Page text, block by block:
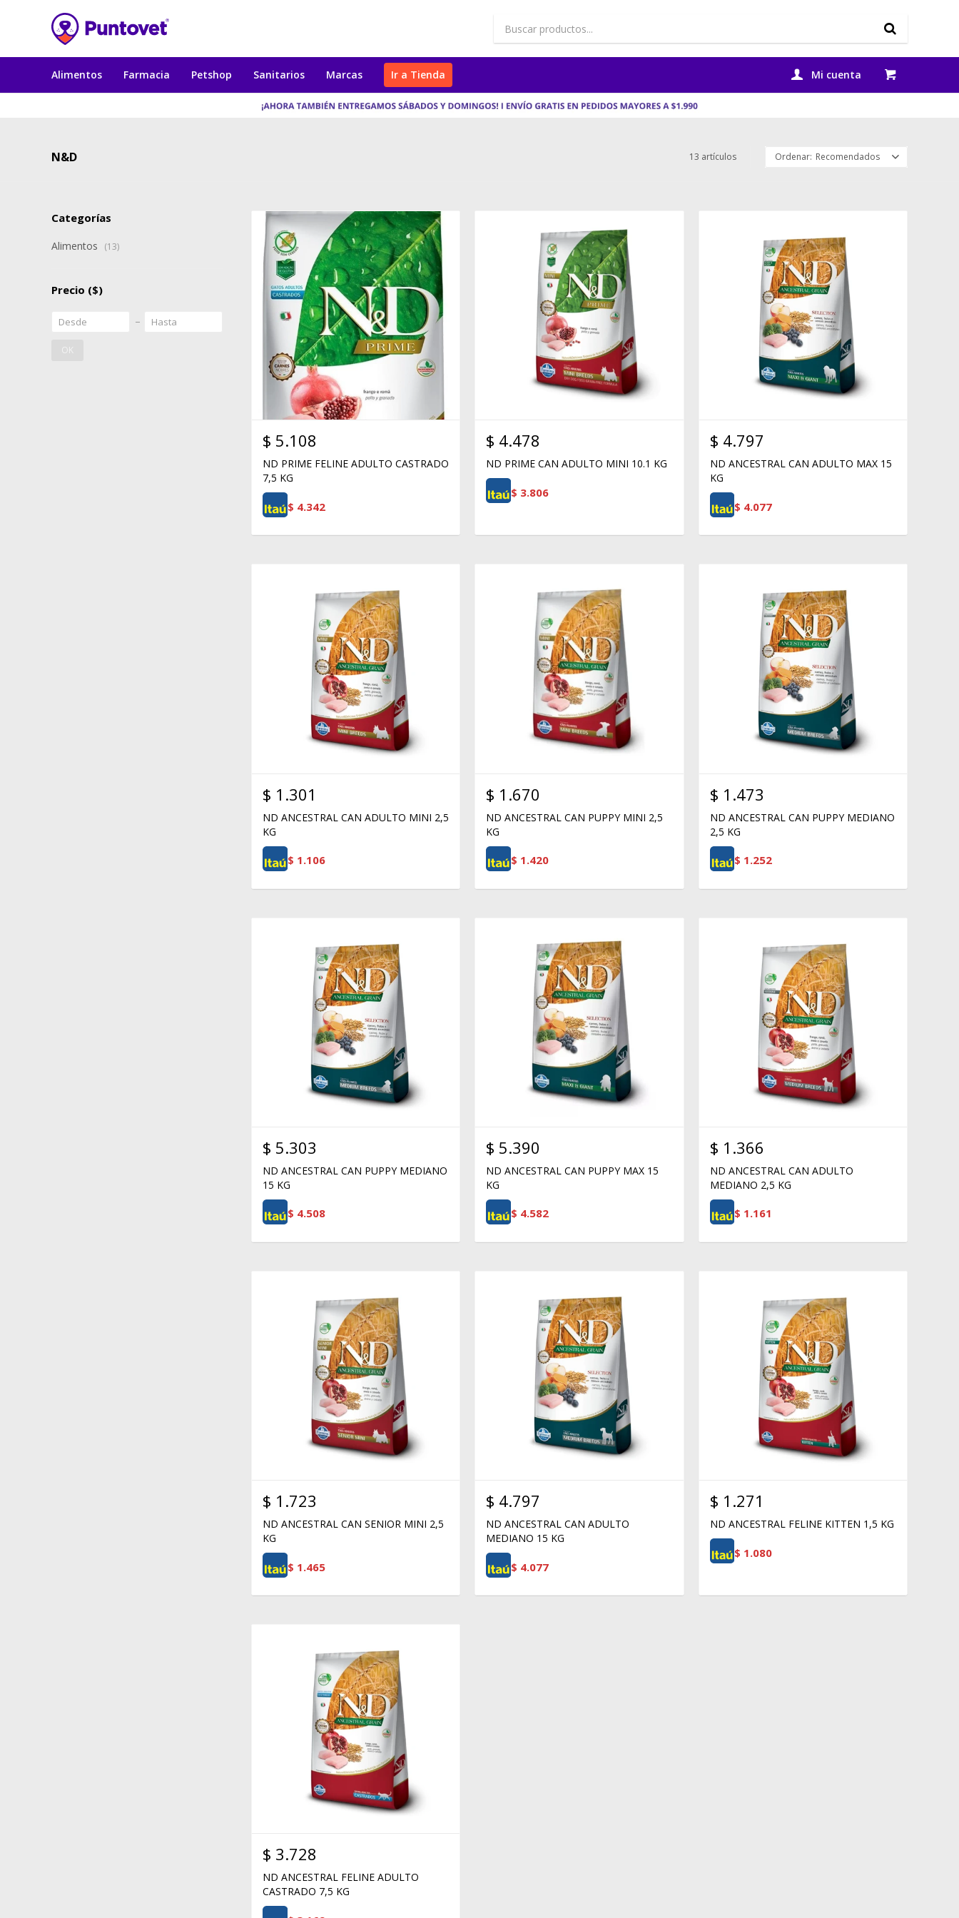
Alimentos Farmacia Petshop Sanitarios Marcas Ir a Tienda
N&D 13 artículos Recomendados
$ 5.108
ND PRIME FELINE ADULTO CASTRADO
7,5 KG
$ 4.342
$ 4.478
ND PRIME CAN ADULTO MINI 10.1 KG
$ 3.806
$ 4.797
ND ANCESTRAL CAN ADULTO MAX 15
KG
$ 4.077
$ 1.301
ND ANCESTRAL CAN ADULTO MINI 2,5
KG
$ 1.106
$ 1.670
ND ANCESTRAL CAN PUPPY MINI 2,5
KG
$ 1.420
$ 1.473
ND ANCESTRAL CAN PUPPY MEDIANO
2,5 KG
$ 1.252
$ 5.303
ND ANCESTRAL CAN PUPPY MEDIANO
15 KG
$ 4.508
$ 5.390
ND ANCESTRAL CAN PUPPY MAX 15
KG
$ 4.582
$ 1.366
ND ANCESTRAL CAN ADULTO
MEDIANO 2,5 KG
$ 1.161
$ 1.723
ND ANCESTRAL CAN SENIOR MINI 2,5
KG
$ 1.465
$ 4.797
ND ANCESTRAL CAN ADULTO
MEDIANO 15 KG
$ 4.077
$ 1.271
ND ANCESTRAL FELINE KITTEN 1,5 KG
$ 1.080
$ 3.728
ND ANCESTRAL FELINE ADULTO
CASTRADO 7,5 KG
Categorías
Alimentos (13)
Precio ($)
OK